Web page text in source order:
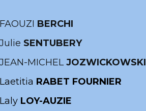
BERCHI
SENTUBERY
MICHELJOZWICKOWSKI
RABET FOURNIER
LOY-AUZIE